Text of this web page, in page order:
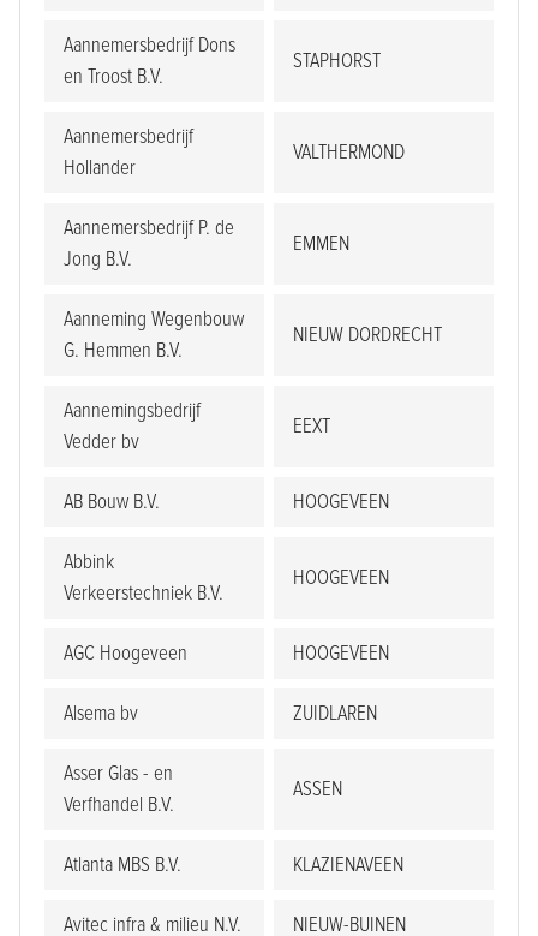
Aannemersbedrijf Dons
en Troost B.V.
STAPHORST
Aannemersbedrijf
Hollander
VALTHERMOND
Aannemersbedrijf P. de
Jong B.V.
EMMEN
Aanneming Wegenbouw
G. Hemmen B.V.
NIEUW DORDRECHT
Aannemingsbedrijf
Vedder bv
EEXT
AB Bouw B.V. HOOGEVEEN
Abbink
Verkeerstechniek B.V.
HOOGEVEEN
AGC Hoogeveen HOOGEVEEN
Alsema bv ZUIDLAREN
Asser Glas - en
Verfhandel B.V.
ASSEN
Atlanta MBS B.V. KLAZIENAVEEN
Avitec infra & milieu N.V. NIEUW-BUINEN